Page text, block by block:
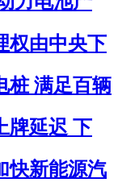
权由中央下
桩 满足百辆
牌延迟 下
快新能源汽